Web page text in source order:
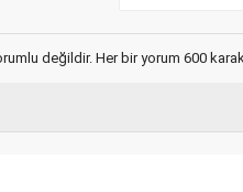
değildir. Her bir yorum 600